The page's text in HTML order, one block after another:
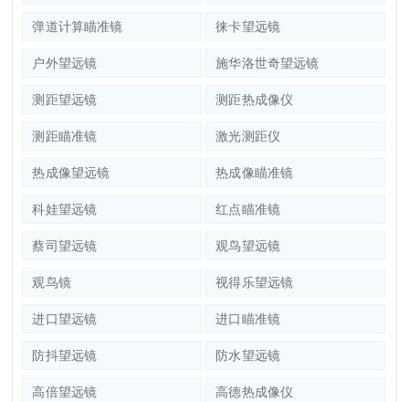
弹道计算瞄准镜 徕卡望远镜
户外望远镜 施华洛世奇望远镜
测距望远镜 测距热成像仪
测距瞄准镜 激光测距仪
热成像望远镜 热成像瞄准镜
科娃望远镜 红点瞄准镜
蔡司望远镜 观鸟望远镜
观鸟镜 视得乐望远镜
进口望远镜 进口瞄准镜
防抖望远镜 防水望远镜
高倍望远镜 高德热成像仪